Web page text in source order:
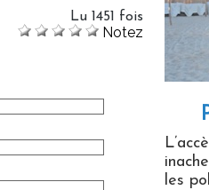
Lu 1451 fois
Notez
les